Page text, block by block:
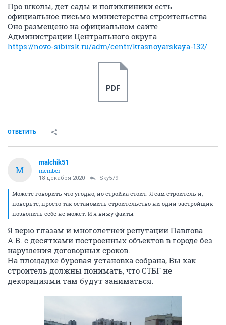
Про школы, дет сады и поликлиники есть
официальное письмо министерства строительства
Оно размещено на официальном сайте
Администрации Центрального округа
https://novo-sibirsk.ru/adm/centr/krasnoyarskaya-132/
PDF
ОТВЕТИТЬ
M
malchik51
member
18 декабря 2020 Sky579
Можете говорить что угодно, но стройка стоит. Я сам строитель и,
поверьте, просто так остановить строительство ни один застройщик
позволить себе не может. И я вижу факты.
Я верю глазам и многолетней репутации Павлова
А.В. с десятками построенных объектов в городе без
нарушения договорных сроков.
На площадке буровая установка собрана, Вы как
строитель должны понимать, что СТБГ не
декорациями там будут заниматься.